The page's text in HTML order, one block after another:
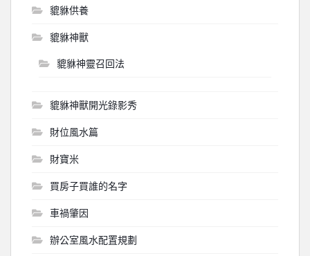
貔貅供養
貔貅神獸
貔貅神靈召回法
貔貅神獸開光錄影秀
財位風水篇
財寶米
買房子買誰的名字
車禍肇因
辦公室風水配置規劃